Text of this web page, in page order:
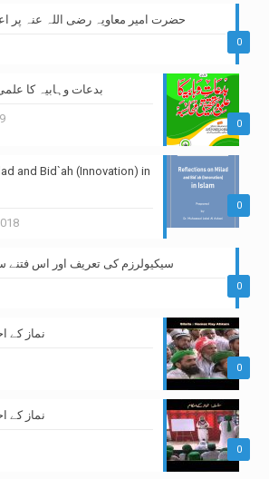
0
حضرت امیر معاویہ رضی اللہ عنہ پر
0
بدعات وہابیہ کا
0
and Bid`ah (Innovation) in
0
سیکیولرزم کی تعریف اور اس فتنے
0
نماز کے
0
نماز کے